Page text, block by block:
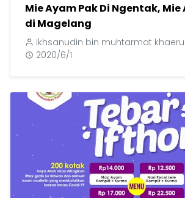
Mie Ayam Pak Di Ngentak,
di Magelang
ikhsanudin bin muhtarmat
2020/6/1